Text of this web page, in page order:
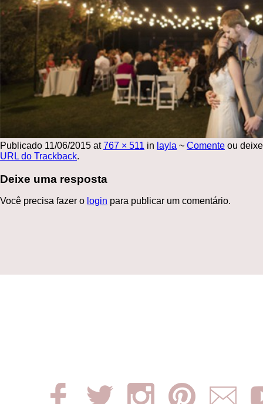
Publicado 11/06/2015 at767 × 511 in layla ~ Comente ou
URL do Trackback.
Deixe uma resposta
Você precisa fazer o login para publicar um comentário.